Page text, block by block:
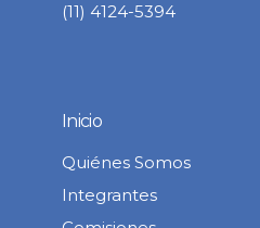
(11) 4124-5394
Inicio
Quiénes Somos
Integrantes